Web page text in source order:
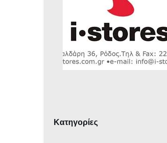
Κατηγορίες